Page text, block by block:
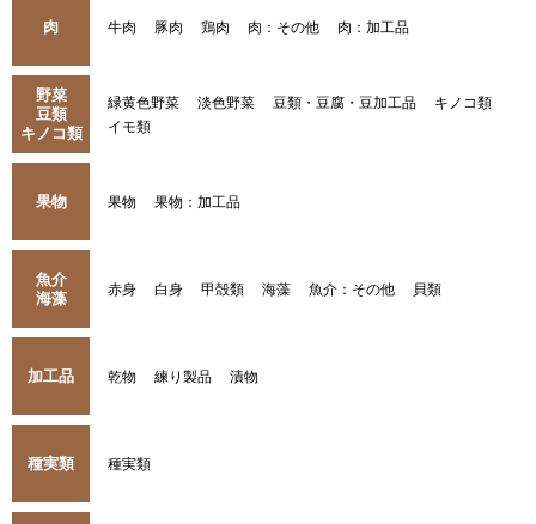
肉 牛肉 豚肉 鶏肉 肉：その他 肉：加工品
野菜
豆類
キノコ類
緑黄色野菜 淡色野菜 豆類・豆腐・豆加工品
キノコ類
イモ類
果物 果物 果物：加工品
魚介
海藻
赤身 白身 甲殻類 海藻 魚介：その他 貝類
加工品 乾物 練り製品 漬物
種実類 種実類